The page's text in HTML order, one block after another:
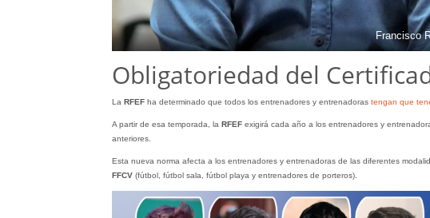
Francisco
Obligatoriedad del
La RFEFha determinado que todos los entrenadores y entrenadoras tengan que
A partir de esa temporada, la RFEFexigirá cada año a los entrenadores y
anteriores.
Esta nueva norma afecta a los entrenadores y entrenadoras de las diferentes
FFCV(fútbol, fútbol sala, fútbol playa y entrenadores de porteros).